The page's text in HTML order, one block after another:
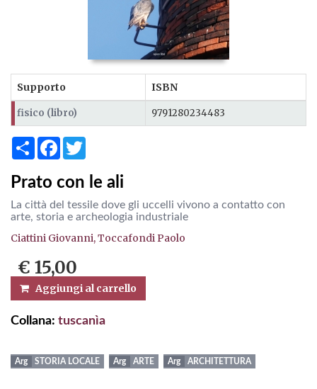
Supporto ISBN
fisico (libro) 9791280234483
ShareFacebook
Prato con le ali
La città del tessile dove gli uccelli vivono a contatto con
arte, storia e archeologia industriale
Ciattini Giovanni,Toccafondi Paolo
€ 15,00
Aggiungi al carrello
Collana: tuscanìa
STORIA LOCALE ARTE ARCHITETTURA